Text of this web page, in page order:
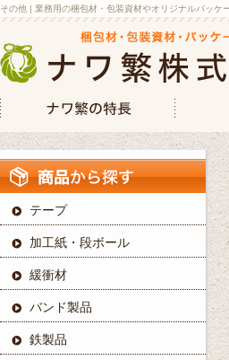
その他 | 業務用の梱包材・包装資材やオリジナルパッケ
テープ
加工紙・段ボール
緩衝材
バンド製品
鉄製品